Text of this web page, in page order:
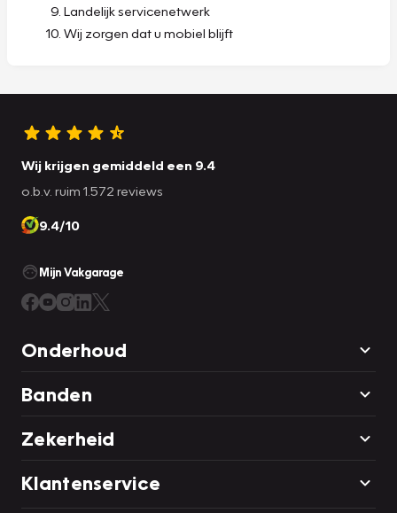
Landelijk servicenetwerk
Wij zorgen dat u mobiel blijft
Wij krijgen gemiddeld een 9.4
o.b.v. ruim 1.572 reviews
9.4/10
Mijn Vakgarage
Onderhoud
Banden
Zekerheid
Klantenservice